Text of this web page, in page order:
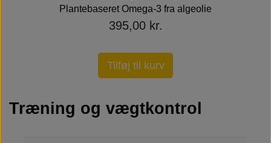
Plantebaseret Omega-3 fra algeolie
395,00 kr.
Tilføj til kurv
Træning og vægtkontrol